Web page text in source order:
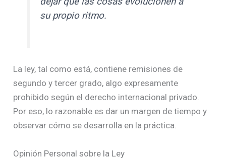
su propio ritmo.
La ley, tal como está, contiene remisiones de
segundo y tercer grado, algo expresamente
prohibido según el derecho internacional privado.
Por eso, lo razonable es dar un margen de tiempo y
observar cómo se desarrolla en la práctica.
Opinión Personal sobre la Ley